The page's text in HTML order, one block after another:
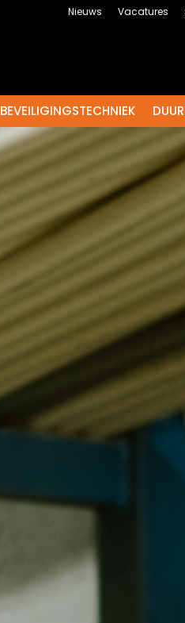
Nieuws Vacatures
BEVEILIGINGSTECHNIEK